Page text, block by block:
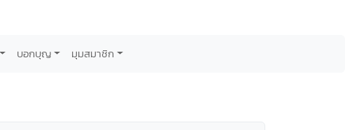
บอกบุญ มุมสมาชิก